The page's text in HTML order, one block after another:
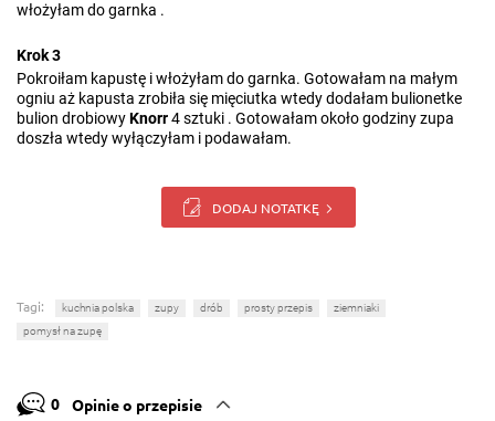
włożyłam do garnka .
Krok 3
Pokroiłam kapustę i włożyłam do garnka. Gotowałam na małym
ogniu aż kapusta zrobiła się mięciutka wtedy dodałam bulionetke
bulion drobiowyKnorr4 sztuki . Gotowałam około godziny zupa
doszła wtedy wyłączyłam i podawałam.
DODAJ NOTATKĘ
Tagi: kuchnia polska zupy drób prosty przepis
ziemniaki
pomysł na zupę
0 Opinie o przepisie